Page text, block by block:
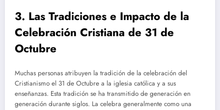
3. Las Tradiciones e Impacto de la
Celebración Cristiana de 31 de
Octubre
Muchas personas atribuyen la tradición de la celebración del
Cristianismo el 31 de Octubre a la iglesia católica y a sus
enseñanzas. Esta tradición se ha transmitido de generación en
generación durante siglos. La celebra generalmente como una